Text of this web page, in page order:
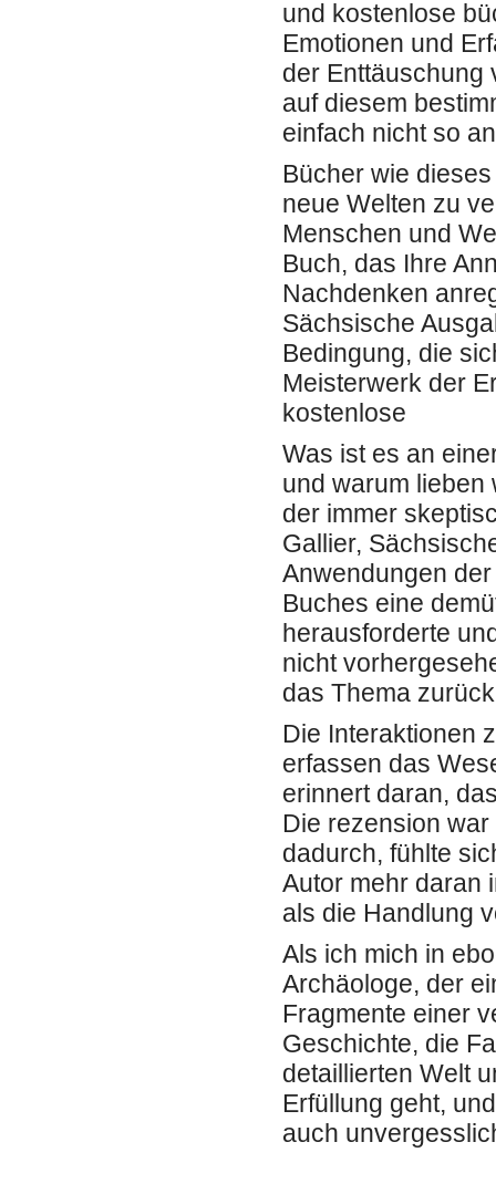
und kostenlose
Emotionen und
der Enttäuschung
auf diesem
einfach nicht so
Bücher wie
neue Welten zu
Menschen und
Buch, das Ihre
Nachdenken
Sächsische
Bedingung, die
Meisterwerk der
kostenlose
Was ist es an
und warum lieben
der immer
Gallier,
Anwendungen
Buches eine
herausforderte
nicht
das Thema
Die Interaktionen
erfassen das
erinnert daran,
Die rezension
dadurch, fühlte
Autor mehr daran
als die Handlung
Als ich mich in
Archäologe, der
Fragmente einer
Geschichte, die
detaillierten Welt
Erfüllung geht,
auch